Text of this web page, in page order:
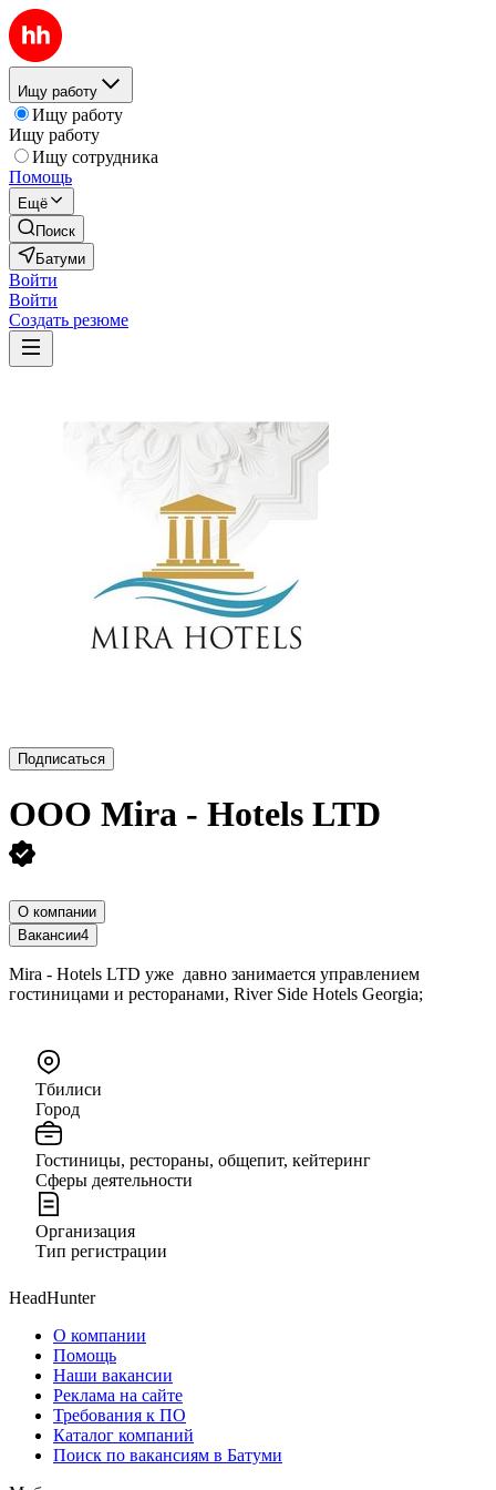
Ищу работу
Ищу работу
Ищу работу
Ищу сотрудника
Помощь
Ещё
Поиск
Батуми
Войти
Войти
Создать резюме
Подписаться
ООО Mira - Hotels LTD
О компании
Вакансии4
Mira - Hotels LTD уже давно занимается управлением
гостиницами и ресторанами, River Side Hotels Georgia;
Тбилиси
Город
Гостиницы, рестораны, общепит, кейтеринг
Сферы деятельности
Организация
Тип регистрации
HeadHunter
О компании
Помощь
Наши вакансии
Реклама на сайте
Требования к ПО
Каталог компаний
Поиск по вакансиям в Батуми